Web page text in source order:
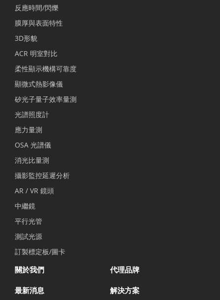
反應時間/閃爍
膜厚與表面特性
3D形貌
ACR 明室對比
柔性顯示機構可靠度
顯微式熱影像儀
矽光子量子效率量測
光譜照度計
應力量測
OSA 光譜儀
消光比量測
攝影監控延遲分析
AR / VR 鏡頭
中繼鏡
平行光管
測試光源
訂製標定板/圖卡
關於我們 代理品牌
最新消息 解決方案